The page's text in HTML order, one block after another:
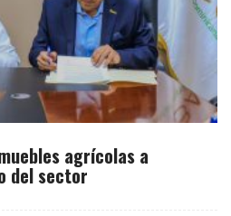
agrícolas a
del sector